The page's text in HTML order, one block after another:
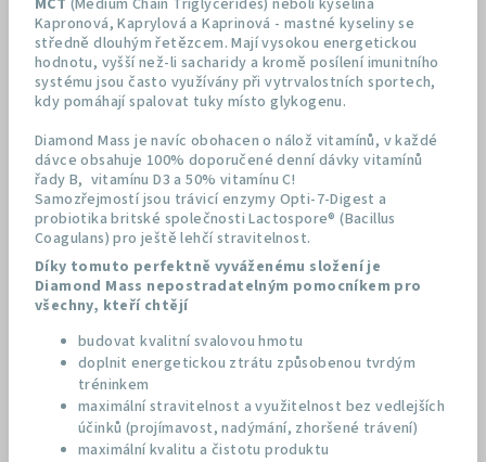
MCT (Medium Chain Triglycerides) neboli kyselina
Kapronová, Kaprylová a Kaprinová - mastné kyseliny se
středně dlouhým řetězcem. Mají vysokou energetickou
hodnotu, vyšší než-li sacharidy a kromě posílení imunitního
systému jsou často využívány při vytrvalostních sportech,
kdy pomáhají spalovat tuky místo glykogenu.
Diamond Mass je navíc obohacen o nálož vitamínů, v každé
dávce obsahuje 100% doporučené denní dávky vitamínů
řady B, vitamínu D3 a 50% vitamínu C!
Samozřejmostí jsou trávicí enzymy Opti-7-Digest a
probiotika britské společnosti Lactospore® (Bacillus
Coagulans) pro ještě lehčí stravitelnost.
Díky tomuto perfektně vyváženému složení je
Diamond Mass nepostradatelným pomocníkem pro
všechny, kteří chtějí
budovat kvalitní svalovou hmotu
doplnit energetickou ztrátu způsobenou tvrdým
tréninkem
maximální stravitelnost a využitelnost bez vedlejších
účinků (projímavost, nadýmání, zhoršené trávení)
maximální kvalitu a čistotu produktu